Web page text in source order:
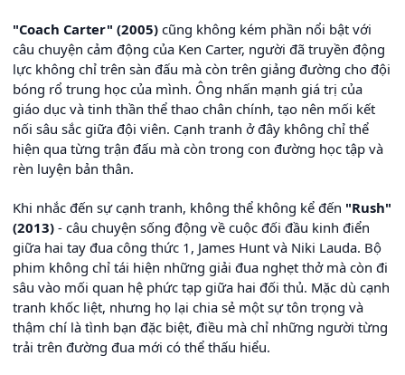
"Coach Carter" (2005) cũng không kém phần nổi bật với
câu chuyện cảm động của Ken Carter, người đã truyền động
lực không chỉ trên sàn đấu mà còn trên giảng đường cho đội
bóng rổ trung học của mình. Ông nhấn mạnh giá trị của
giáo dục và tinh thần thể thao chân chính, tạo nên mối kết
nối sâu sắc giữa đội viên. Cạnh tranh ở đây không chỉ thể
hiện qua từng trận đấu mà còn trong con đường học tập và
rèn luyện bản thân.
Khi nhắc đến sự cạnh tranh, không thể không kể đến "Rush"
(2013) - câu chuyện sống động về cuộc đối đầu kinh điển
giữa hai tay đua công thức 1, James Hunt và Niki Lauda. Bộ
phim không chỉ tái hiện những giải đua nghẹt thở mà còn đi
sâu vào mối quan hệ phức tạp giữa hai đối thủ. Mặc dù cạnh
tranh khốc liệt, nhưng họ lại chia sẻ một sự tôn trọng và
thậm chí là tình bạn đặc biệt, điều mà chỉ những người từng
trải trên đường đua mới có thể thấu hiểu.